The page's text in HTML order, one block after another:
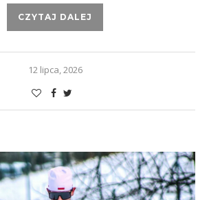
CZYTAJ DALEJ
12 lipca, 2026